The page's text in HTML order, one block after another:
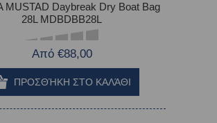
Daybreak Dry Boat Bag
28L MDBDBB28L
Από €88,00